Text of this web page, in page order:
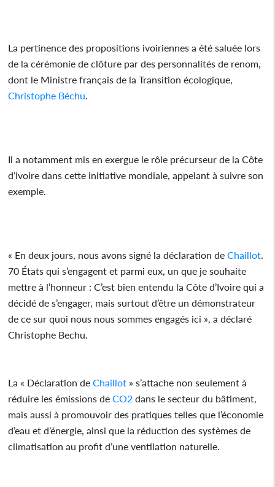
La pertinence des propositions ivoiriennes a été saluée lors
de la cérémonie de clôture par des personnalités de renom,
dont le Ministre français de la Transition écologique,
Christophe Béchu
Il a notamment mis en exergue le rôle précurseur de la Côte
d’Ivoire dans cette initiative mondiale, appelant à suivre son
exemple.
« En deux jours, nous avons signé la déclaration deChaillot
70 États qui s’engagent et parmi eux, un que je souhaite
mettre à l’honneur : C’est bien entendu la Côte d’Ivoire qui a
décidé de s’engager, mais surtout d’être un démonstrateur
de ce sur quoi nous nous sommes engagés ici », a déclaré
Christophe Bechu.
La « Déclaration deChaillot » s’attache non seulement à
réduire les émissions deCO2 dans le secteur du bâtiment,
mais aussi à promouvoir des pratiques telles que l’économie
d’eau et d’énergie, ainsi que la réduction des systèmes de
climatisation au profit d’une ventilation naturelle.